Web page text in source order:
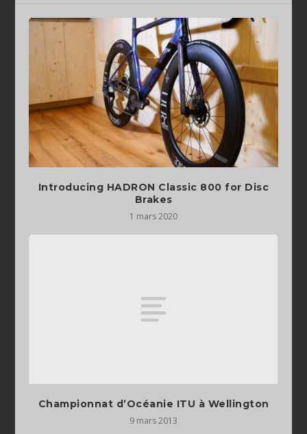
Introducing HADRON Classic 800 for Disc
Brakes
1 mars 2020
Championnat d’Océanie ITU à Wellington
9 mars 2013